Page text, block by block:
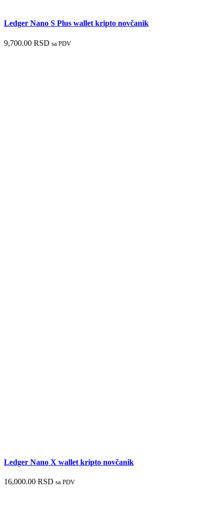
Ledger Nano S Plus wallet kripto novčanik
9,700.00 RSD sa PDV
Ledger Nano X wallet kripto novčanik
16,000.00 RSD sa PDV